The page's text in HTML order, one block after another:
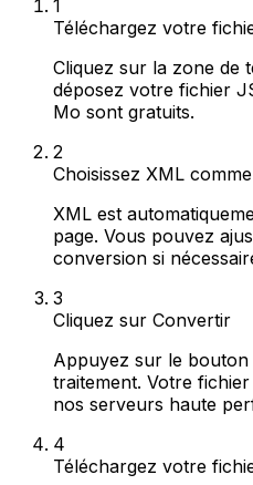
1
Téléchargez votre
Cliquez sur la zone de
déposez votre fichier
Mo sont gratuits.
2
Choisissez XML
XML est
page. Vous pouvez
conversion si
3
Cliquez sur Convertir
Appuyez sur le
traitement. Votre
nos serveurs haute
4
Téléchargez votre